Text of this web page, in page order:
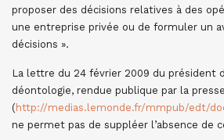
proposer des décisions relatives à des
une entreprise privée ou de formuler un
décisions ».
La lettre du 24 février 2009 du président
déontologie, rendue publique par la presse
( http://medias.lemonde.fr/mmpub/edt/
ne permet pas de suppléer l’absence de